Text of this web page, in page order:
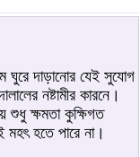
ঘুরে দাড়ানোর যেই সুযোগ
নষ্টামীর কারনে।
শুধু ক্ষমতা কুক্ষিগত
হতে পারে না।